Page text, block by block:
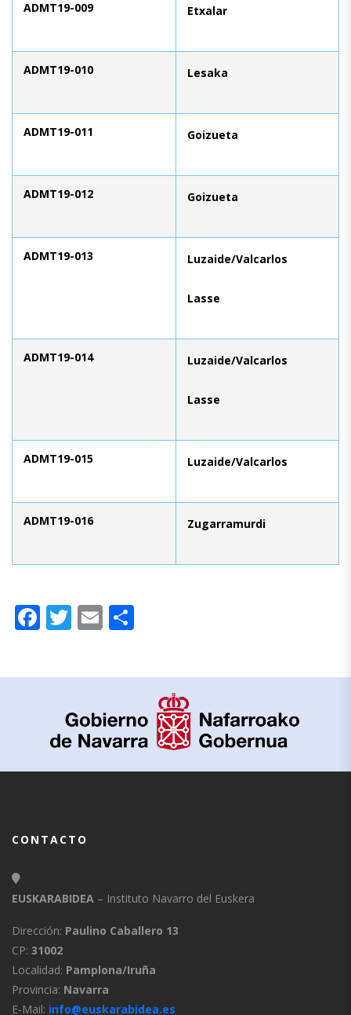
ADMT19-009 Etxalar
ADMT19-010 Lesaka
ADMT19-011 Goizueta
ADMT19-012 Goizueta
ADMT19-013 Luzaide/Valcarlos
Lasse
ADMT19-014 Luzaide/Valcarlos
Lasse
ADMT19-015 Luzaide/Valcarlos
ADMT19-016 Zugarramurdi
Facebook
Twitter
Email
CONTACTO
EUSKARABIDEA – Instituto Navarro del Euskera
Dirección: Paulino Caballero 13
CP: 31002
Localidad: Pamplona/Iruña
Provincia: Navarra
E-Mail: info@euskarabidea.es